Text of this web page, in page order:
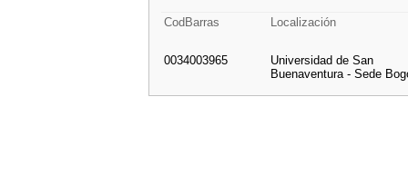
CodBarras Localización
0034003965
Universidad de San
Buenaventura - Sede